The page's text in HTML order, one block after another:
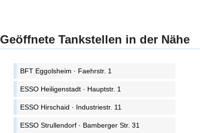
Geöffnete Tankstellen in der Nähe
BFT Eggolsheim · Faehrstr. 1
ESSO Heiligenstadt · Hauptstr. 1
ESSO Hirschaid · Industriestr. 11
ESSO Strullendorf · Bamberger Str. 31